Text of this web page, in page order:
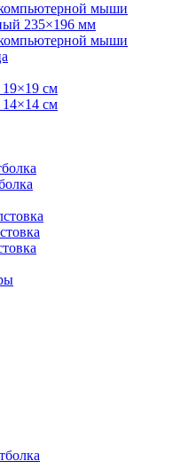
мыши
235×196 мм
мыши
см
см